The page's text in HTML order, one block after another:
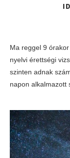
Ma reggel 9
nyelvi érettségi
szinten adnak
napon alkalmazott